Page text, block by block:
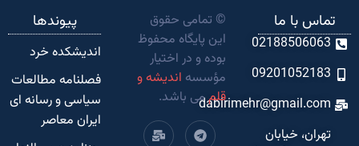
تماس با ما
02188506063
09201052183
dabirimehr@gmail.com
تهران، خیابان
© تمامی حقوق
این پایگاه محفوظ
بوده و در اختیار
مؤسسه اندیشه و
قلممی باشد.
پیوندها
اندیشکده‌ خرد
فصلنامه مطالعات
سیاسی و رسانه ای
ایران معاصر